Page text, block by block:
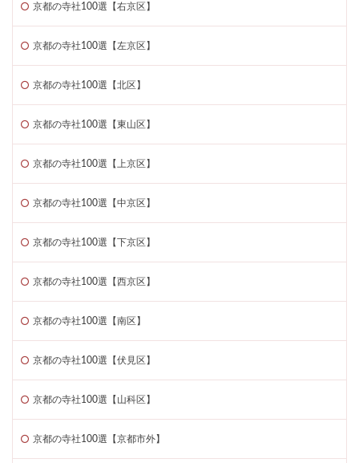
京都の寺社100選【右京区】
京都の寺社100選【左京区】
京都の寺社100選【北区】
京都の寺社100選【東山区】
京都の寺社100選【上京区】
京都の寺社100選【中京区】
京都の寺社100選【下京区】
京都の寺社100選【西京区】
京都の寺社100選【南区】
京都の寺社100選【伏見区】
京都の寺社100選【山科区】
京都の寺社100選【京都市外】